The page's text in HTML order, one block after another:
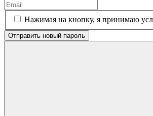
Нажимая на кнопку, я принимаю
Отправить новый пароль